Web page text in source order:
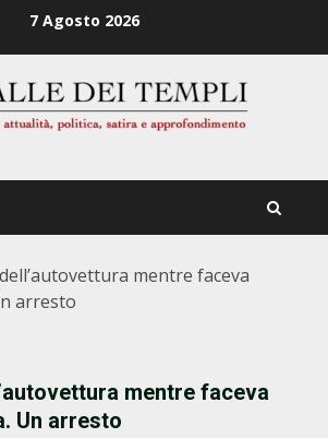
7 Agosto 2026
mentre faceva
arresto
mentre faceva
Un arresto